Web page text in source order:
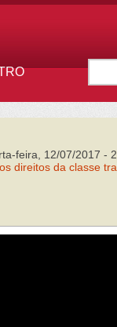
feira, 12/07/2017 -
direitos da classe